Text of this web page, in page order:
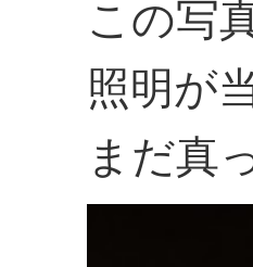
この写
照明が
まだ真